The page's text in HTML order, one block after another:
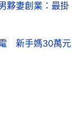
妻創業：最掛
新手媽30萬元